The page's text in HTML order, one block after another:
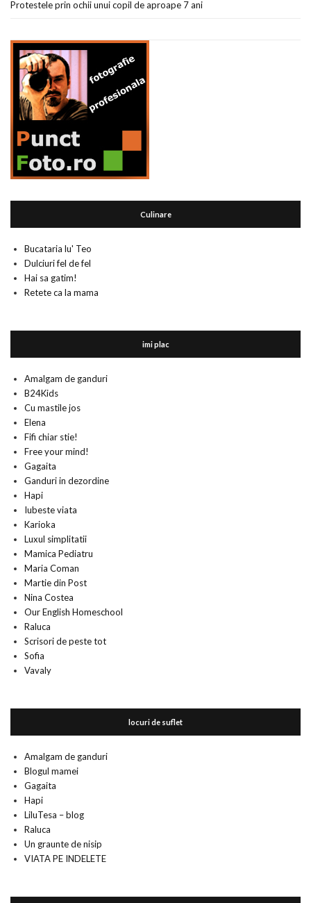
Protestele prin ochii unui copil de aproape 7 ani
Culinare
Bucataria lu' Teo
Dulciuri fel de fel
Hai sa gatim!
Retete ca la mama
imi plac
Amalgam de ganduri
B24Kids
Cu mastile jos
Elena
Fifi chiar stie!
Free your mind!
Gagaita
Ganduri in dezordine
Hapi
Iubeste viata
Karioka
Luxul simplitatii
Mamica Pediatru
Maria Coman
Martie din Post
Nina Costea
Our English Homeschool
Raluca
Scrisori de peste tot
Sofia
Vavaly
locuri de suflet
Amalgam de ganduri
Blogul mamei
Gagaita
Hapi
LiluTesa – blog
Raluca
Un graunte de nisip
VIATA PE INDELETE